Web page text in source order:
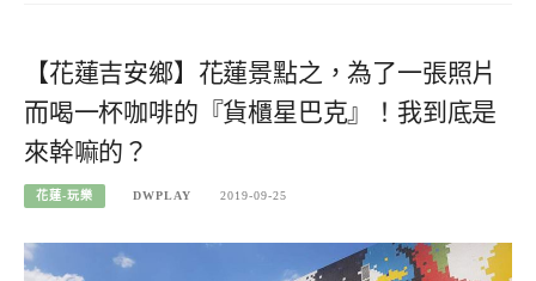
【花蓮吉安鄉】花蓮景點之，為了一張照片
而喝一杯咖啡的『貨櫃星巴克』！我到底是
來幹嘛的？
花蓮-玩樂 DWPLAY 2019-09-25